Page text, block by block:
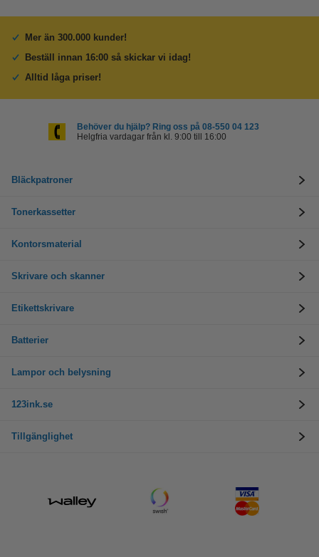
Mer än 300.000 kunder!
Beställ innan 16:00 så skickar vi idag!
Alltid låga priser!
Behöver du hjälp? Ring oss på 08-550 04 123
Helgfria vardagar från kl. 9:00 till 16:00
Bläckpatroner
Tonerkassetter
Kontorsmaterial
Skrivare och skanner
Etikettskrivare
Batterier
Lampor och belysning
123ink.se
Tillgänglighet